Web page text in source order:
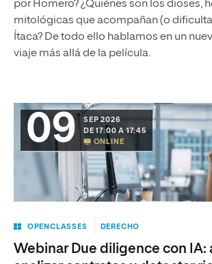
por Homero? ¿Quiénes son los dioses,
mitológicas que acompañan (o
Ítaca? De todo ello hablamos en un
viaje más allá de la película.
09
SEP 2026
DE 17:00 A 17:45
ONLINE
OPENCLASSES DERECHO
Webinar Due diligence con IA: